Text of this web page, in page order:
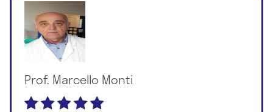
Prof. Marcello Monti